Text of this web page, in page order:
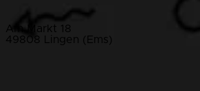
Am Markt 18
49808 Lingen (Ems)